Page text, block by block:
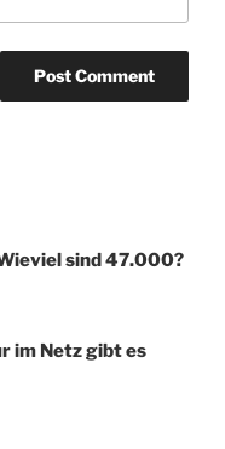
sind 47.000?
im Netz gibt es